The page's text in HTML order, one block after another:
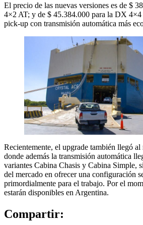
El precio de las nuevas versiones es de $
4×2 AT; y de $ 45.384.000 para la DX 4×4
pick-up con transmisión automática más
Recientemente, el upgrade también llegó
donde además la transmisión automática
variantes Cabina Chasis y Cabina Simple,
del mercado en ofrecer una configuración
primordialmente para el trabajo. Por el
estarán disponibles en Argentina.
Compartir: